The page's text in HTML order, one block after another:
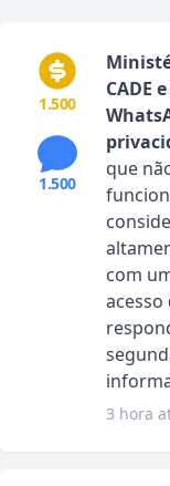
1.500
1.500
CADE
que
com
acesso
3 hora